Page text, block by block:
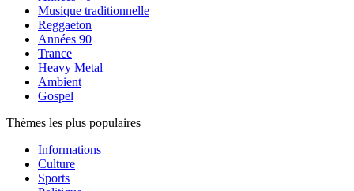
Musique traditionnelle
Reggaeton
Années 90
Trance
Heavy Metal
Ambient
Gospel
Thèmes les plus populaires
Informations
Culture
Sports